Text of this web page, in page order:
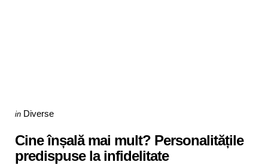
Categories
Posted
in Diverse
Cine înșală mai mult? Personalitățile
predispuse la infidelitate